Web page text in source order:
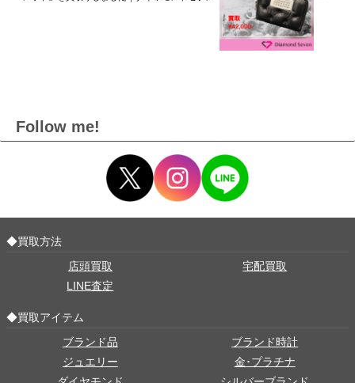
Follow me!
◆買取方法
店頭買取
宅配買取
LINE査定
◆買取アイテム
ブランド品
ブランド時計
ジュエリー
金･プラチナ